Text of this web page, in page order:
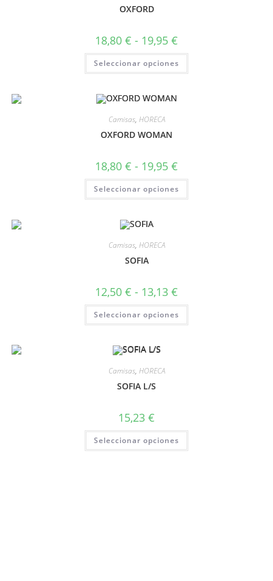
OXFORD
18,80 € - 19,95 €
Seleccionar opciones
Camisas, HORECA
OXFORD WOMAN
18,80 € - 19,95 €
Seleccionar opciones
Camisas, HORECA
SOFIA
12,50 € - 13,13 €
Seleccionar opciones
Camisas, HORECA
SOFIA L/S
15,23 €
Seleccionar opciones